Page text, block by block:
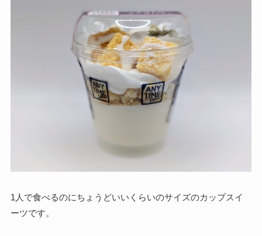
1人で食べるのにちょうどいいくらいのサイズのカップスイ
ーツです。